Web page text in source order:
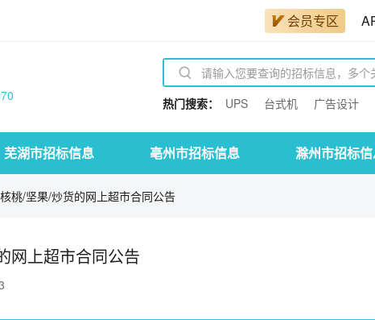
会员专区
热门搜索： UPS 台式机 广告设计
芜湖市招标信息 亳州市招标信息 滁州市招标
桃/坚果/炒货的网上超市合同公告
网上超市合同公告